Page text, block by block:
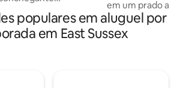
e desperte com
o lago de todos os
desfrute da
em um prado
deslumbrantes
poluição
observar as
populares em aluguel por
em East Sussex